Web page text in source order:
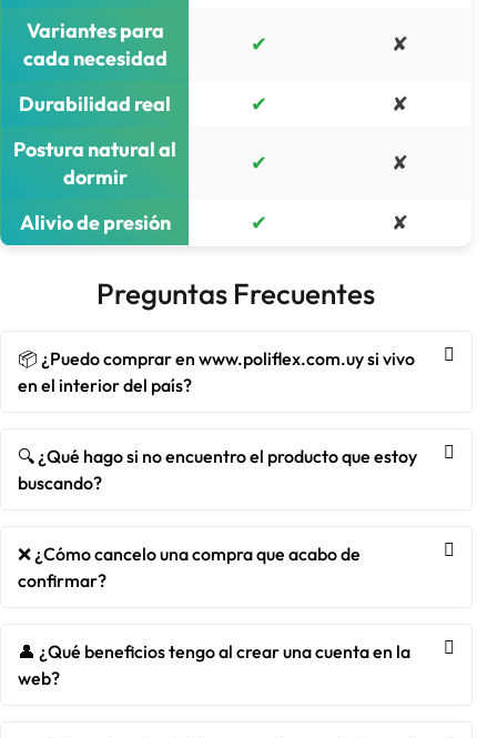
Variantes para
cada necesidad
✔ ✘
Durabilidad real ✔
✘
Postura natural al
dormir
✔ ✘
Alivio de presión ✔ ✘
Preguntas Frecuentes
📦 ¿Puedo comprar en www.poliflex.com.uy si vivo
en el interior del país?
🔍 ¿Qué hago si no encuentro el producto que estoy
buscando?
❌ ¿Cómo cancelo una compra que acabo de
confirmar?
👤 ¿Qué beneficios tengo al crear una cuenta en la
web?